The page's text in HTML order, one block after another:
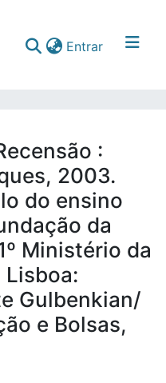
Entrar(current)
:
2003.
do ensino
da
Ministério da
Gulbenkian/
e Bolsas,